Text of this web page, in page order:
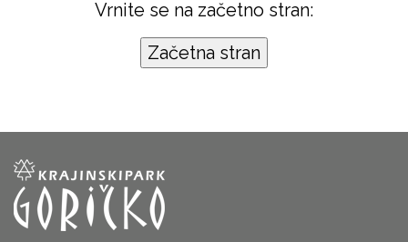
Vrnite se na začetno stran: